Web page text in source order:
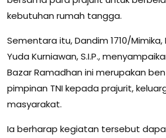
kebutuhan rumah tangga.
Sementara itu, Dandim 1710/Mimika,
Yuda Kurniawan, S.I.P.,
Bazar Ramadhan ini merupakan
pimpinan TNI kepada prajurit,
masyarakat.
Ia berharap kegiatan tersebut